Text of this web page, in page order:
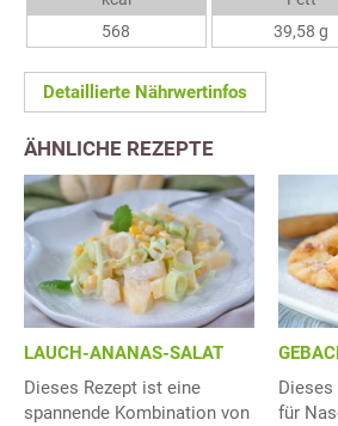
568
39,58 g
Detaillierte Nährwertinfos
ÄHNLICHE REZEPTE
LAUCH-ANANAS-SALAT
Dieses Rezept ist eine
spannende Kombination von
für